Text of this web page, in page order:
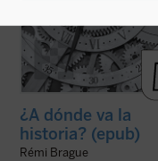
¿A dónde va la
historia? (epub)
Rémi Brague